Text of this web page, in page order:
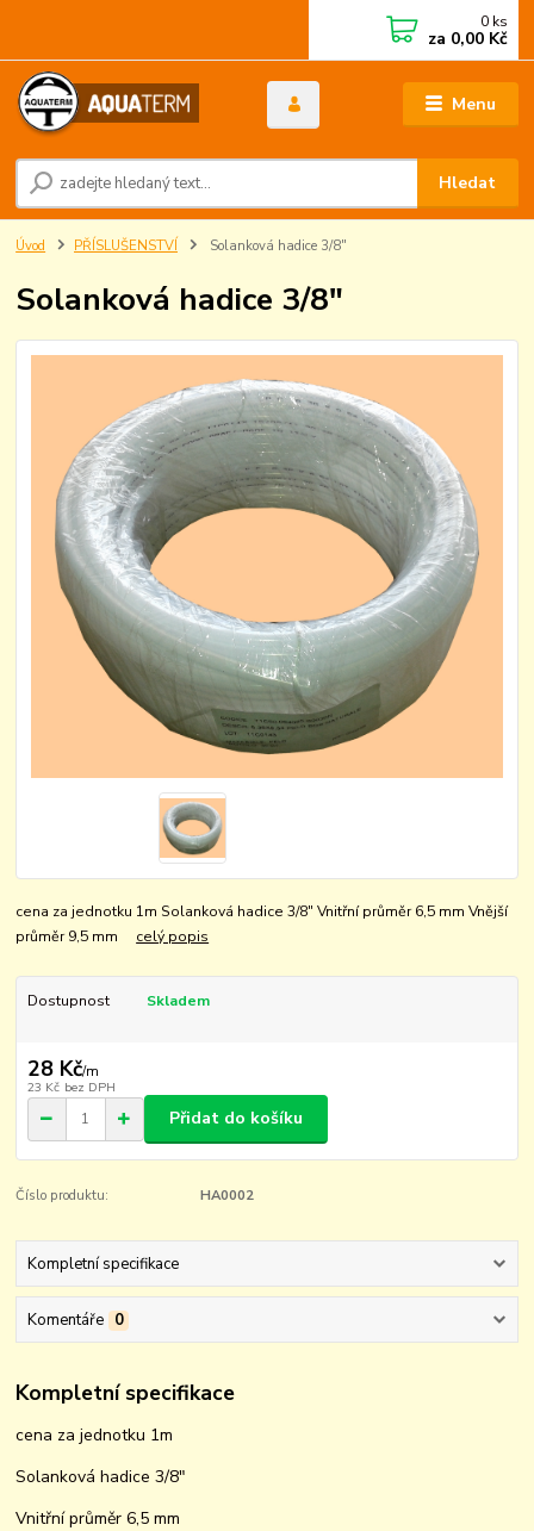
Menu
Hledat
0 ks
za 0,00 Kč
Úvod PŘÍSLUŠENSTVÍ Solanková hadice 3/8"
Solanková hadice 3/8"
cena za jednotku 1m Solanková hadice 3/8" Vnitřní průměr 6,5 mm Vnější
průměr 9,5 mm celý popis
Dostupnost Skladem
28 Kč/m
23 Kč bez DPH
Přidat do košíku
Číslo produktu: HA0002
Kompletní specifikace
Komentáře 0
Kompletní specifikace
cena za jednotku 1m
Solanková hadice 3/8"
Vnitřní průměr 6,5 mm